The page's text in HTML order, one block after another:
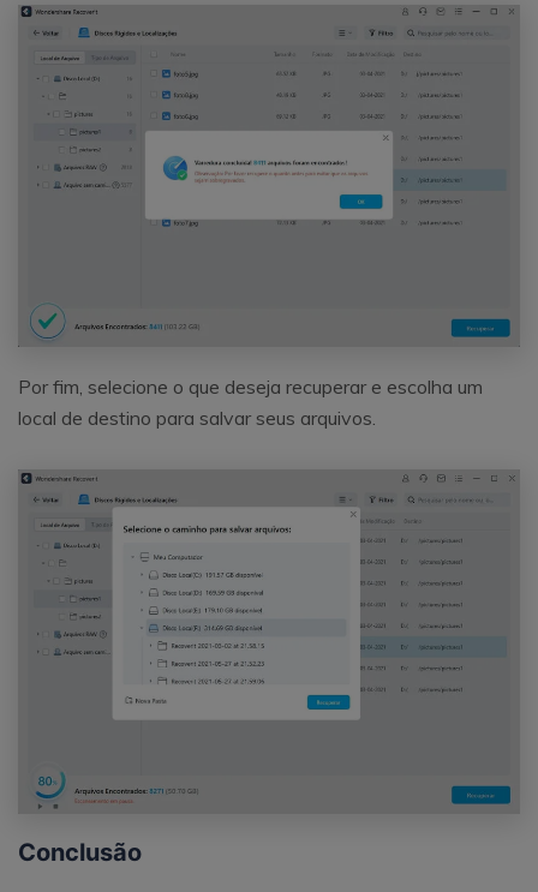
Por fim, selecione o que deseja recuperar e escolha um
local de destino para salvar seus arquivos.
Conclusão